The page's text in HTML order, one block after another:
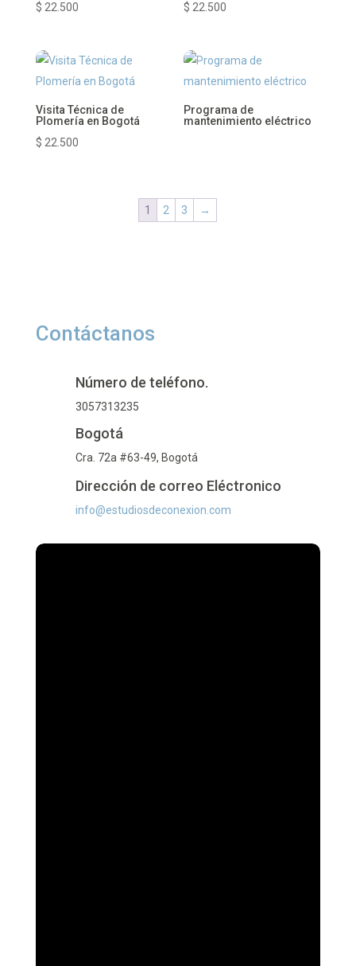
$ 22.500
$ 22.500
Visita Técnica de
Plomería en Bogotá
$ 22.500
Programa de
mantenimiento eléctrico
1 2 3 →
Contáctanos
Número de teléfono.
3057313235
Bogotá
Cra. 72a #63-49, Bogotá
Dirección de correo Eléctronico
info@estudiosdeconexion.com